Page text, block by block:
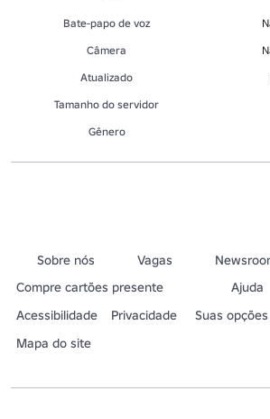
Bate-papo de voz
Câmera
Atualizado
Tamanho do servidor
Gênero
Sobre nós Vagas
Compre cartões presente
Ajuda
Acessibilidade
Privacidade
Suas
Mapa do site